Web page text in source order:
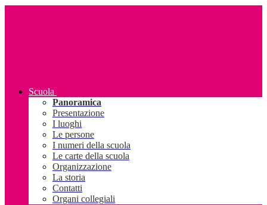
Scuola
Panoramica
Presentazione
I luoghi
Le persone
I numeri della scuola
Le carte della scuola
Organizzazione
La storia
Contatti
Organi collegiali